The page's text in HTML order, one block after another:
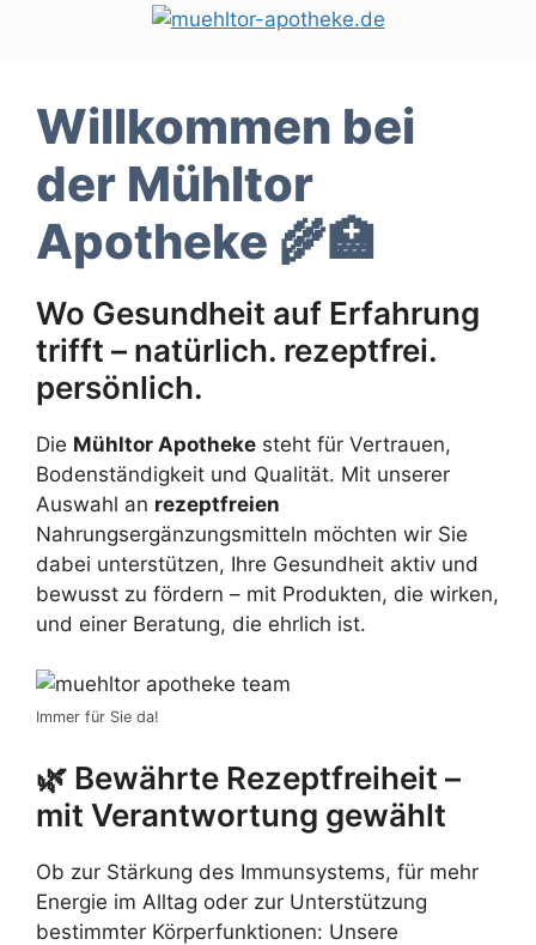
Willkommen bei
der Mühltor
Apotheke 🌾🏥
Wo Gesundheit auf Erfahrung
trifft – natürlich. rezeptfrei.
persönlich.
Die Mühltor Apotheke steht für Vertrauen,
Bodenständigkeit und Qualität. Mit unserer
Auswahl an rezeptfreien
Nahrungsergänzungsmitteln möchten wir Sie
dabei unterstützen, Ihre Gesundheit aktiv und
bewusst zu fördern – mit Produkten, die wirken,
und einer Beratung, die ehrlich ist.
Immer für Sie da!
🌿 Bewährte Rezeptfreiheit –
mit Verantwortung gewählt
Ob zur Stärkung des Immunsystems, für mehr
Energie im Alltag oder zur Unterstützung
bestimmter Körperfunktionen: Unsere